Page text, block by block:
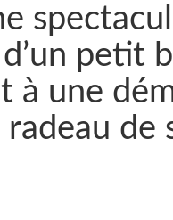
petit
à une
radeau de